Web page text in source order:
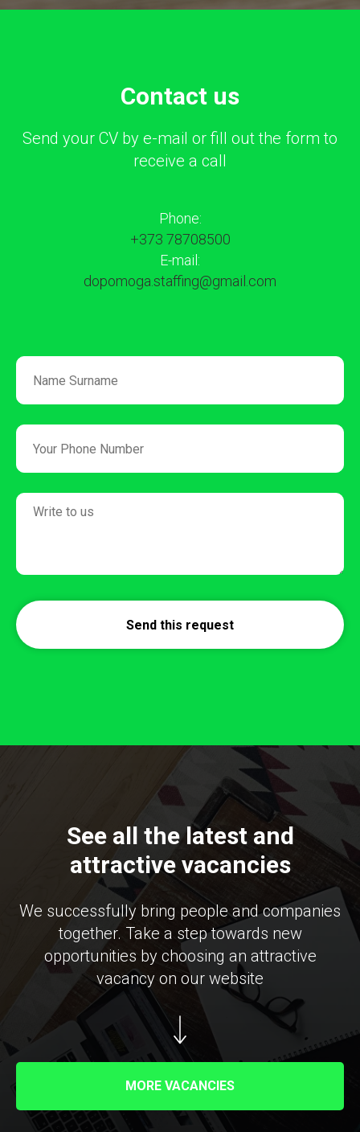
Сontact us
Send your CV by e-mail or fill out the form to
receive a call
Phone:
+373 78708500
E-mail:
dopomoga.staffing@gmail.com
Send this request
See all the latest and
attractive vacancies
We successfully bring people and companies
together. Take a step towards new
opportunities by choosing an attractive
vacancy on our website
MORE VACANCIES